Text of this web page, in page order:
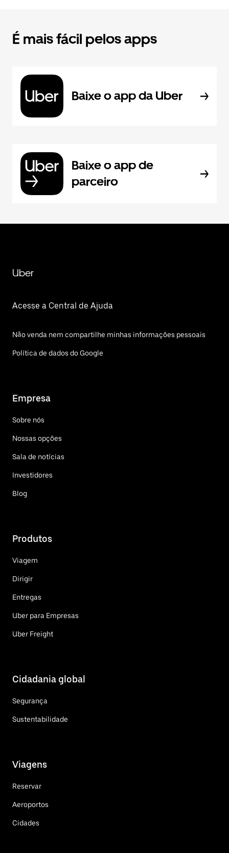
É mais fácil pelos apps
Baixe o app da Uber
Baixe o app de
parceiro
Uber
Acesse a Central de Ajuda
Não venda nem compartilhe minhas informações pessoais
Política de dados do Google
Empresa
Sobre nós
Nossas opções
Sala de notícias
Investidores
Blog
Produtos
Viagem
Dirigir
Entregas
Uber para Empresas
Uber Freight
Cidadania global
Segurança
Sustentabilidade
Viagens
Reservar
Aeroportos
Cidades